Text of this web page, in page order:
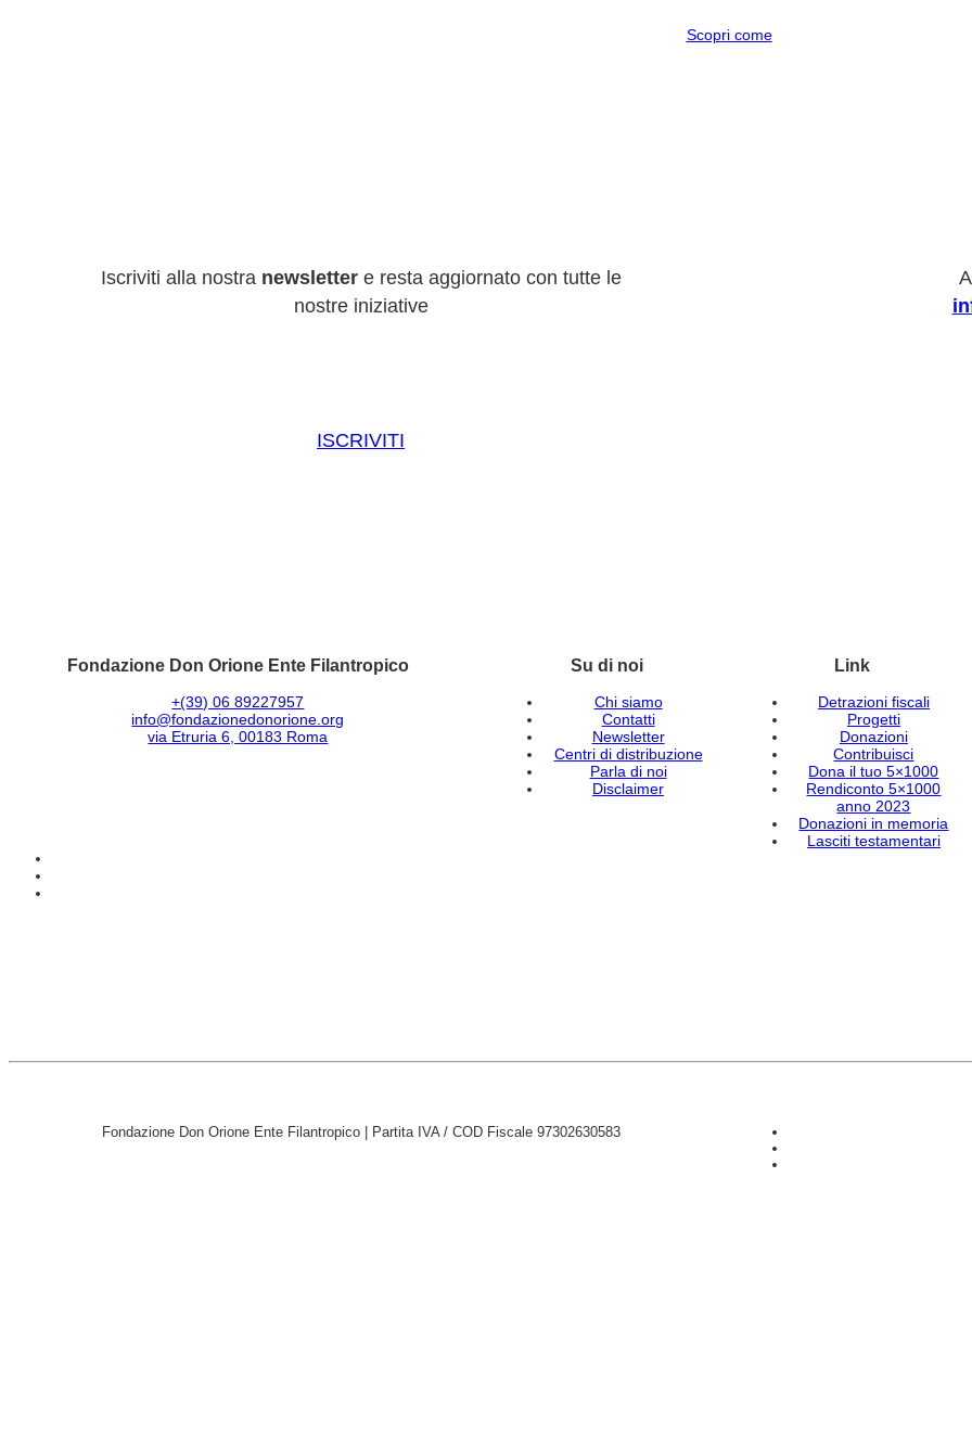
Scopri come
Iscriviti alla nostra newslettere resta aggiornato con tutte le
nostre iniziative
ISCRIVITI
Fondazione Don Orione Ente Filantropico
+(39) 06 89227957
info@fondazionedonorione.org
via Etruria 6, 00183 Roma
Su di noi
Chi siamo
Contatti
Newsletter
Centri di distribuzione
Parla di noi
Disclaimer
Link
Detrazioni fiscali
Progetti
Donazioni
Contribuisci
Dona il tuo 5×1000
Rendiconto 5×1000
anno 2023
Donazioni in memoria
Lasciti testamentari
Fondazione Don Orione Ente Filantropico | Partita IVA / COD Fiscale 97302630583